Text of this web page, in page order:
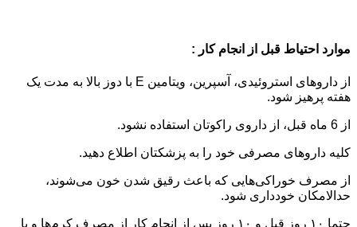
موارد احتیاط قبل از انجام کار :
از داروهای استروئیدی، آسپرین، ویتامین E با دوز بالا به مدت یک
هفته پرهیز شود.
از 6 ماه قبل، از داروی راکوتان استفاده نشود.
کلیه داروهای مصرفی خود را به پزشکتان اطلاع دهید.
از مصرف خوراکی‌هایی که باعث رقیق شدن خون می‌شوند،
حدالامکان خودداری شود.
حتما ۱۰ روز قبل و ۱۰ روز پس از انجام کار از مصرف کرم‌ها و یا